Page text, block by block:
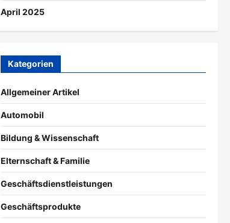
April 2025
Kategorien
Allgemeiner Artikel
Automobil
Bildung & Wissenschaft
Elternschaft & Familie
Geschäftsdienstleistungen
Geschäftsprodukte